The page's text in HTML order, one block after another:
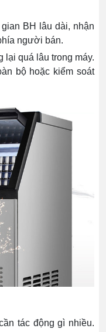
BH lâu dài, nhận
người bán.
quá lâu trong máy.
bộ hoặc kiểm soát
tác động gì nhiều.